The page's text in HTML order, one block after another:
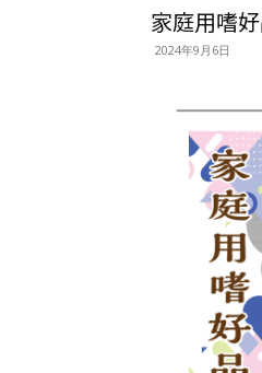
家庭用嗜
2024年9月6日